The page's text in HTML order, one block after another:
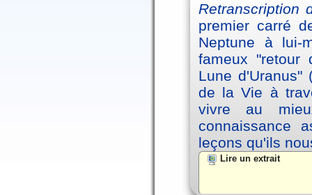
Retranscription
premier carré
Neptune à lui-
fameux "retour
Lune d'Uranus"
de la Vie à
vivre au
connaissance
leçons qu'ils
Lire un extrait